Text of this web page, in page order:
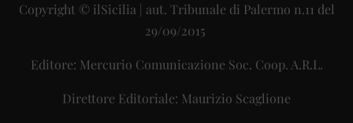
Copyright © ilSicilia | aut. Tribunale di Palermo n.11 del
29/09/2015
Editore: Mercurio Comunicazione Soc. Coop. A.R.L.
Direttore Editoriale: Maurizio Scaglione